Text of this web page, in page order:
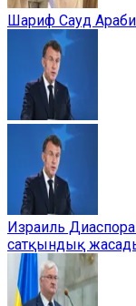
Шариф Сауд
Израиль Диаспора
сатқындық